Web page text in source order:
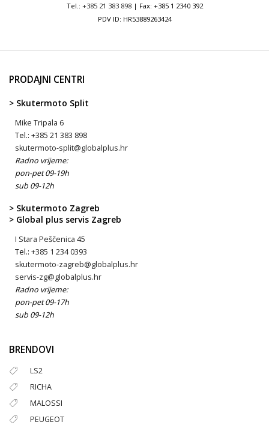
Tel.: +385 21 383 898| Fax: +385 1 2340 392
PDV ID: HR53889263424
PRODAJNI CENTRI
> Skutermoto Split
Mike Tripala 6
Tel.: +385 21 383 898
skutermoto-split@globalplus.hr
Radno vrijeme:
pon-pet 09-19h
sub 09-12h
> Skutermoto Zagreb
> Global plus servis Zagreb
I Stara Peščenica 45
Tel.: +385 1 234 0393
skutermoto-zagreb@globalplus.hr
servis-zg@globalplus.hr
Radno vrijeme:
pon-pet 09-17h
sub 09-12h
BRENDOVI
LS2
RICHA
MALOSSI
PEUGEOT